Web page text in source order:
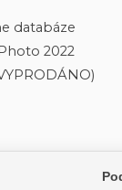
databáze
2022